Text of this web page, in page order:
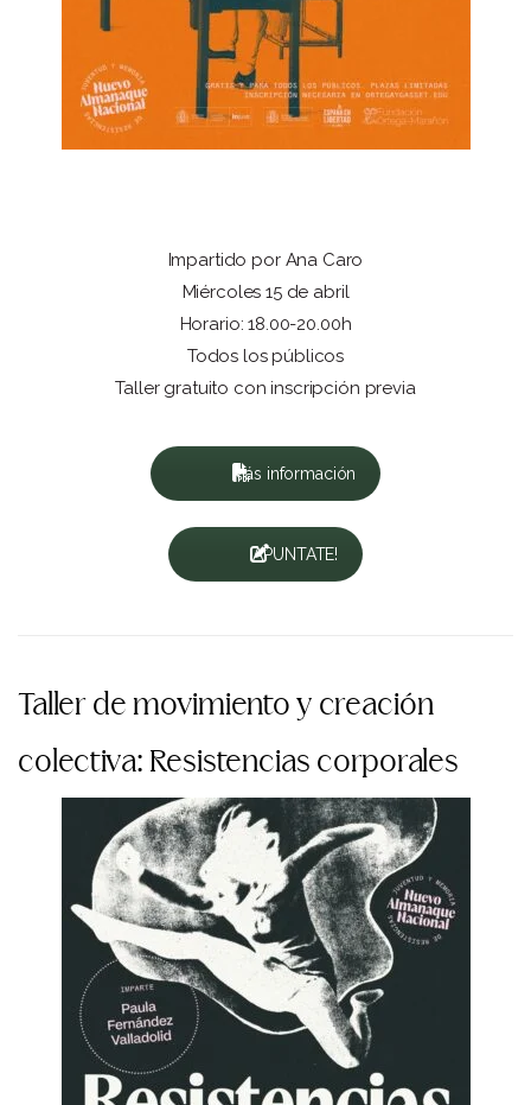
Impartido por Ana Caro
Miércoles 15 de abril
Horario: 18.00-20.00h
Todos los públicos
Taller gratuito con inscripción previa
Más información
¡APUNTATE!
Taller de movimiento y creación
colectiva: Resistencias corporales